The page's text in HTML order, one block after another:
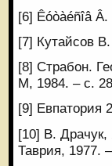
[6] Êóòàéñîâ
[7] Кутайсов
[8] Страбон.
М, 1984. – с.
[9] Евпатория
[10] В.
Таврия, 1977.